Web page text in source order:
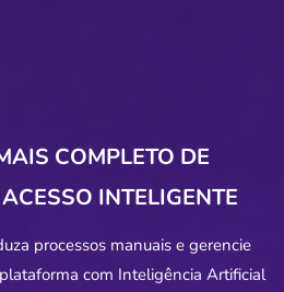
COMPLETO DE
INTELIGENTE
processos manuais e gerencie
com Inteligência Artificial